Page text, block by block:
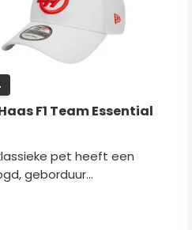
F1 Team Essential
pet heeft een
geborduur...